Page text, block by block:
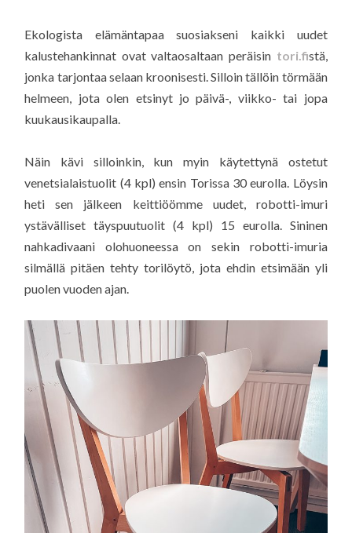
Ekologista elämäntapaa suosiakseni kaikki uudet
kalustehankinnat ovat valtaosaltaan peräisin tori.fistä,
jonka tarjontaa selaan kroonisesti. Silloin tällöin törmään
helmeen, jota olen etsinyt jo päivä-, viikko- tai jopa
kuukausikaupalla.
Näin kävi silloinkin, kun myin käytettynä ostetut
venetsialaistuolit (4 kpl) ensin Torissa 30 eurolla. Löysin
heti sen jälkeen keittiöömme uudet, robotti-imuri
ystävälliset täyspuutuolit (4 kpl) 15 eurolla. Sininen
nahkadivaani olohuoneessa on sekin robotti-imuria
silmällä pitäen tehty torilöytö, jota ehdin etsimään yli
puolen vuoden ajan.